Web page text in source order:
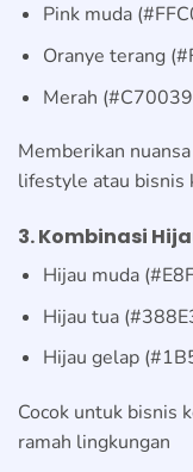
Pink muda
Oranye terang
Merah
Memberikan
lifestyle atau bisnis
3. Kombinasi
Hijau muda
Hijau tua
Hijau gelap
Cocok untuk bisnis
ramah lingkungan